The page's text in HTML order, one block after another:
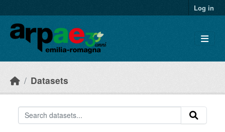
Log in
Datasets